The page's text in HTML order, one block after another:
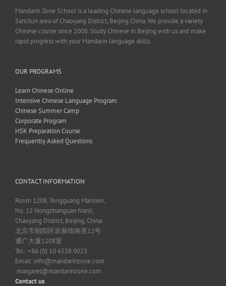
Mandarin Zone School is a leading Chinese language school located in
Sanlitun area of Chaoyang District, Beijing China. We provide a variety
Chinese course since 2008. Study Chinese in Beijing with us and make
rapid progress with your Mandarin language skills.
OUR PROGRAMS
Learn Chinese Online
Intensive Chinese Language Program
Chinese Summer Camp
Corporate Program
HSK Preparation Course
Frequently Asked Questions
CONTACT INFORMATION
Room 1208, Tongguang Mansion,
No. 12 Nongzhanguan Nanli,
Chaoyang District, Beijing, China
北京市朝阳区农展馆南里12号
通广大厦1208室
Tel.: +86 (0) 10 6538 0023
Email: info@mandarinzone.com
margaret@mandarinzone.com
Contact us